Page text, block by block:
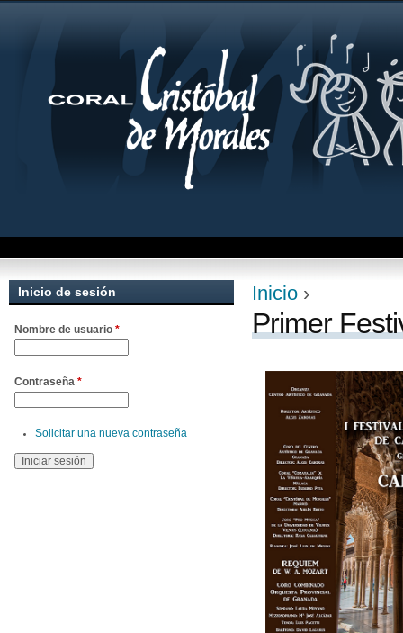
Se encuentra
Inicio ›
Primer
Inicio de sesión
Nombre de usuario *
Contraseña *
Solicitar una nueva contraseña